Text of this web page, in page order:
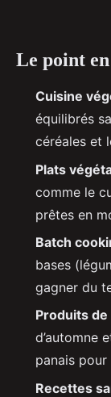
Le point
Cuisine
équilibrés
céréales et
Plats
comme le
prêtes en
Batch
bases
gagner du
Produits de
d’automne
panais
Recettes